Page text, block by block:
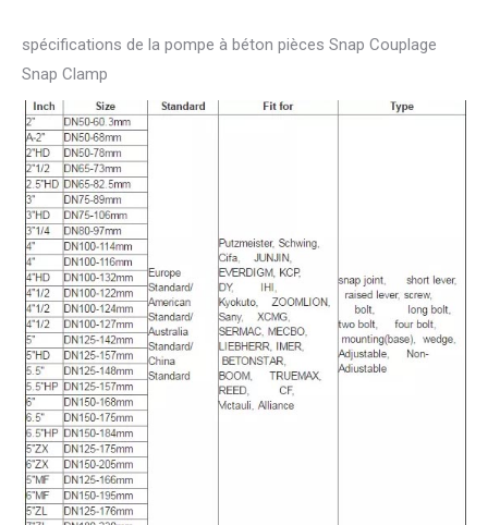
spécifications de la pompe à béton pièces Snap Couplage
Snap Clamp